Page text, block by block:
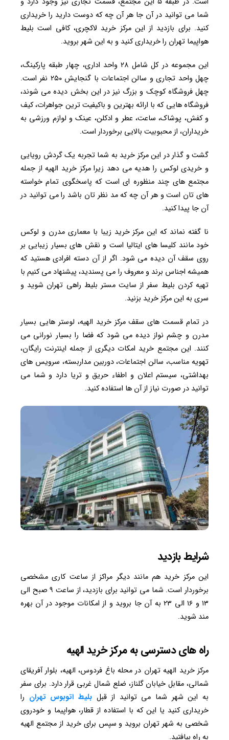
شما می توانید در آن جا هر آن چه که دوست دارید را خریداری
کنید. برای بازدید از این مرکز خرید لاکچری، کافی است بلیط
هواپیما تهران را خریداری کنید و به این شهر بروید.
این مجموعه در کل شامل ۲۸ واحد اداری، چهار طبقه پارکینگ،
چهل واحد تجاری و سالن اجتماعات با گنجایش ۲۵۰ نفر است.
چهل فروشگاه کوچک و بزرگ نیز در این بخش دیده می‌ شوند،
فروشگاه‌ هایی که با ارائه بهترین و باکیفیت ‌ترین جواهرات، کیف
و کفش، پوشاک، ساعت، عطر و ادکلن، عینک و لوازم ورزشی به
خریداران، از محبوبیت بالایی برخوردار است.
گشت و گذار در این مرکز خرید به شما تجربه یک گردش رویایی
و خریدی لوکس را هدیه می‌ دهد زیرا مرکز خرید الهیه از جمله
مجتمع‌ های چند منظوره ‌ای است که پاسخگوی تمام خواسته
های تان است و هر آن چه که مد نظر تان باشد را می توانید در
آن جا پیدا کنید.
نا گفته نماند که این مرکز خرید زیبا با معماری‌ مدرن و لوکس
خود مانند کلیسا های ایتالیا است و نقش های بسیار زیبایی بر
روی سقف آن دیده می شود. اگر از آن دسته افرادی هستید که
همیشه اجناس برند و معروف را می پسندید، پیشنهاد می کنیم با
تهیه کردن بلیط سفر از سایت مستر بلیط راهی تهران شوید و
سری به این مرکز خرید بزنید.
در تمام قسمت های سقف مرکز خرید الهیه، لوستر هایی بسیار
مدرن و چشم نواز دیده می شود که فضا را بسیار نورانی می
کنند. این مجتمع خرید امکات دیگری از جمله اینترنت رایگان،
تهویه مناسب، سالن اجتماعات، دوربین مداربسته، سرویس های
بهداشتی، سیستم اعلان و اطفاء حریق و تریا دارد و شما می
توانید در صورت نیاز از آن ها استفاده کنید.
شرایط بازدید
این مرکز خرید هم مانند دیگر مراکز از ساعت کاری مشخصی
برخوردار است. شما می توانید برای بازدید، از ساعت ۹ صبح الی
۱۳ و ۱۶ الی ۲۳ به آن جا بروید و از امکانات موجود در آن بهره
مند شوید.
راه های دسترسی به مرکز خرید الهیه
مرکز خرید الهیه تهران در محله باغ فردوس، الهیه، بلوار آفریقای
شمالی، مقابل خیابان گلناز، ضلع شمال غربی قرار دارد. برای سفر
به این شهر شما می توانید از قبلبلیط اتوبوس تهران را
خریداری کنید یا این که با استفاده از قطار، هواپیما و خودروی
شخصی به شهر تهران بروید و سپس برای خرید از مجتمع الهیه
به راه بیافتید.